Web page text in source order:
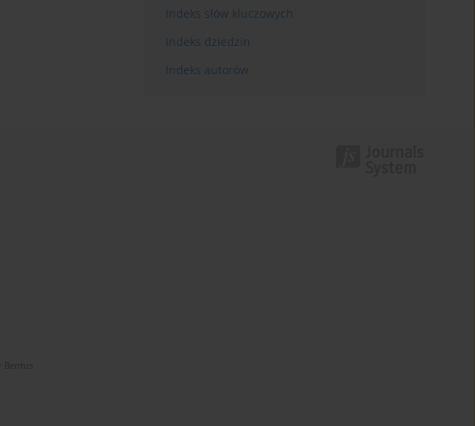
Indeks słów kluczowych
Indeks dziedzin
Indeks autorów
Bentus